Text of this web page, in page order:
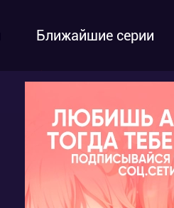
Ближайшие серии